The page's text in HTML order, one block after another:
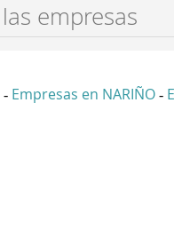
- Empresas en NARIÑO -